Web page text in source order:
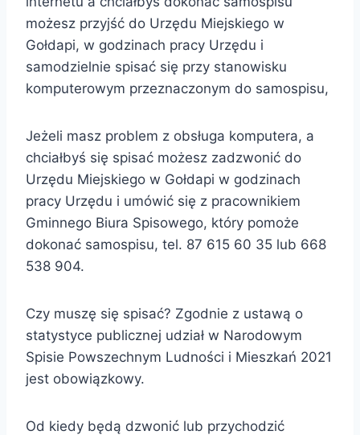
możesz przyjść do Urzędu Miejskiego w
Gołdapi, w godzinach pracy Urzędu i
samodzielnie spisać się przy stanowisku
komputerowym przeznaczonym do samospisu,
Jeżeli masz problem z obsługa komputera, a
chciałbyś się spisać możesz zadzwonić do
Urzędu Miejskiego w Gołdapi w godzinach
pracy Urzędu i umówić się z pracownikiem
Gminnego Biura Spisowego, który pomoże
dokonać samospisu, tel. 87 615 60 35 lub 668
538 904.
Czy muszę się spisać? Zgodnie z ustawą o
statystyce publicznej udział w Narodowym
Spisie Powszechnym Ludności i Mieszkań 2021
jest obowiązkowy.
Od kiedy będą dzwonić lub przychodzić